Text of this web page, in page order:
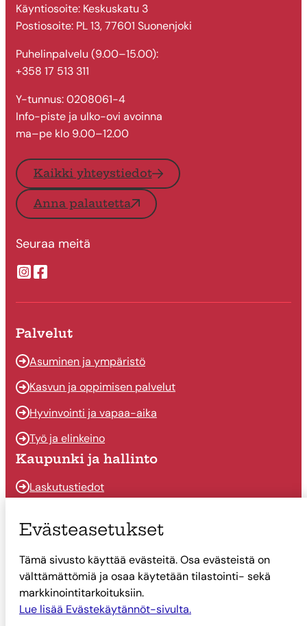
Käyntiosoite: Keskuskatu 3
Postiosoite: PL 13, 77601 Suonenjoki
Puhelinpalvelu (9.00–15.00):
+358 17 513 311
Y-tunnus: 0208061-4
Info-piste ja ulko-ovi avoinna
ma–pe klo 9.00–12.00
Kaikki yhteystiedot
Anna palautetta
Seuraa meitä
Suonenjoen kaupungin Instragram
Suonenjoen kaupungin Facebook
Palvelut
Asuminen ja ympäristö
Kasvun ja oppimisen palvelut
Hyvinvointi ja vapaa-aika
Työ ja elinkeino
Kaupunki ja hallinto
Laskutustiedot
Päätöksenteko
Talous
Yhteystiedot
Tietoa Suonenjoesta
Evästeasetukset
Tämä sivusto käyttää evästeitä. Osa evästeistä on
välttämättömiä ja osaa käytetään tilastointi- sekä
markkinointitarkoituksiin.
Lue lisää Evästekäytännöt-sivulta.